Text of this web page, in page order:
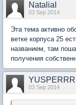
NataliaI
03 Sep 2014
Эта тема активно
ветке корпуса 25
названием, там
получения
YUSPERRR
03 Sep 2014